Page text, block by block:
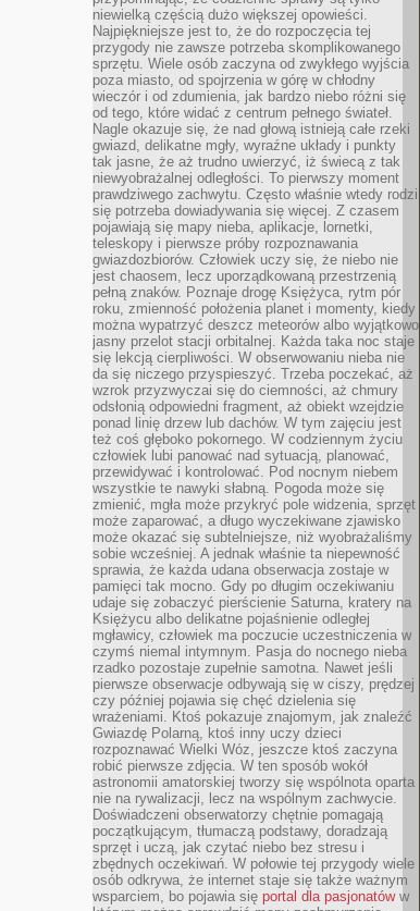
niewielką częścią dużo większej opowieści.
Najpiękniejsze jest to, że do rozpoczęcia tej
przygody nie zawsze potrzeba skomplikowanego
sprzętu. Wiele osób zaczyna od zwykłego wyjścia
poza miasto, od spojrzenia w górę w chłodny
wieczór i od zdumienia, jak bardzo niebo różni się
od tego, które widać z centrum pełnego świateł.
Nagle okazuje się, że nad głową istnieją całe rzeki
gwiazd, delikatne mgły, wyraźne układy i punkty
tak jasne, że aż trudno uwierzyć, iż świecą z tak
niewyobrażalnej odległości. To pierwszy moment
prawdziwego zachwytu. Często właśnie wtedy rodzi
się potrzeba dowiadywania się więcej. Z czasem
pojawiają się mapy nieba, aplikacje, lornetki,
teleskopy i pierwsze próby rozpoznawania
gwiazdozbiorów. Człowiek uczy się, że niebo nie
jest chaosem, lecz uporządkowaną przestrzenią
pełną znaków. Poznaje drogę Księżyca, rytm pór
roku, zmienność położenia planet i momenty, kiedy
można wypatrzyć deszcz meteorów albo wyjątkowo
jasny przelot stacji orbitalnej. Każda taka noc staje
się lekcją cierpliwości. W obserwowaniu nieba nie
da się niczego przyspieszyć. Trzeba poczekać, aż
wzrok przyzwyczai się do ciemności, aż chmury
odsłonią odpowiedni fragment, aż obiekt wzejdzie
ponad linię drzew lub dachów. W tym zajęciu jest
też coś głęboko pokornego. W codziennym życiu
człowiek lubi panować nad sytuacją, planować,
przewidywać i kontrolować. Pod nocnym niebem
wszystkie te nawyki słabną. Pogoda może się
zmienić, mgła może przykryć pole widzenia, sprzęt
może zaparować, a długo wyczekiwane zjawisko
może okazać się subtelniejsze, niż wyobrażaliśmy
sobie wcześniej. A jednak właśnie ta niepewność
sprawia, że każda udana obserwacja zostaje w
pamięci tak mocno. Gdy po długim oczekiwaniu
udaje się zobaczyć pierścienie Saturna, kratery na
Księżycu albo delikatne pojaśnienie odległej
mgławicy, człowiek ma poczucie uczestniczenia w
czymś niemal intymnym. Pasja do nocnego nieba
rzadko pozostaje zupełnie samotna. Nawet jeśli
pierwsze obserwacje odbywają się w ciszy, prędzej
czy później pojawia się chęć dzielenia się
wrażeniami. Ktoś pokazuje znajomym, jak znaleźć
Gwiazdę Polarną, ktoś inny uczy dzieci
rozpoznawać Wielki Wóz, jeszcze ktoś zaczyna
robić pierwsze zdjęcia. W ten sposób wokół
astronomii amatorskiej tworzy się wspólnota oparta
nie na rywalizacji, lecz na wspólnym zachwycie.
Doświadczeni obserwatorzy chętnie pomagają
początkującym, tłumaczą podstawy, doradzają
sprzęt i uczą, jak czytać niebo bez stresu i
zbędnych oczekiwań. W połowie tej przygody wiele
osób odkrywa, że internet staje się także ważnym
wsparciem, bo pojawia się portal dla pasjonatóww